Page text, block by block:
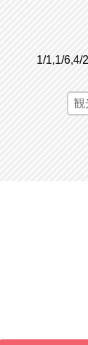
1/1,1/6,4/
観